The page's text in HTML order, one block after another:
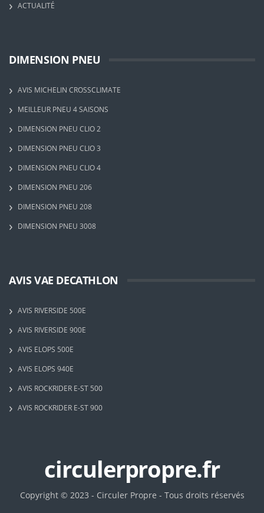
ACTUALITÉ
DIMENSION PNEU
AVIS MICHELIN CROSSCLIMATE
MEILLEUR PNEU 4 SAISONS
DIMENSION PNEU CLIO 2
DIMENSION PNEU CLIO 3
DIMENSION PNEU CLIO 4
DIMENSION PNEU 206
DIMENSION PNEU 208
DIMENSION PNEU 3008
AVIS VAE DECATHLON
AVIS RIVERSIDE 500E
AVIS RIVERSIDE 900E
AVIS ELOPS 500E
AVIS ELOPS 940E
AVIS ROCKRIDER E-ST 500
AVIS ROCKRIDER E-ST 900
circulerpropre.fr
Copyright © 2023 - Circuler Propre - Tous droits réservés